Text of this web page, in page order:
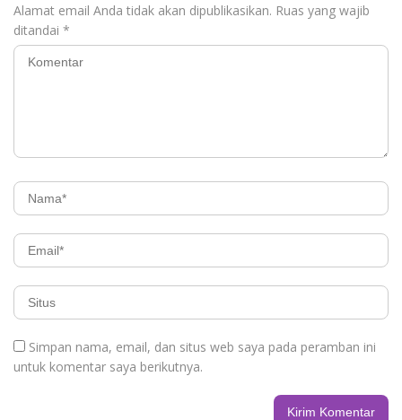
Alamat email Anda tidak akan dipublikasikan. Ruas yang wajib
ditandai *
Simpan nama, email, dan situs web saya pada peramban ini
untuk komentar saya berikutnya.